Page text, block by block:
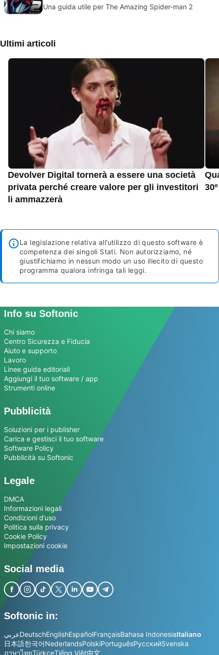
Una guida utile per The Amazing Spider-man 2
Ultimi articoli
Devolver Digital tornerà a essere una società
privata perché creare valore per gli investitori
li ammazzerà
La legislazione relativa all’utilizzo di questo software è
competenza dei singoli Stati. Non autorizziamo, né
giustifichiamo in nessun modo un uso illecito di questo
programma qualora infringa tali leggi.
Info su Softonic
Chi siamo
Centro Sicurezza e Fiducia
Aiuto e supporto
Lavoro
Linee guida editoriali
Aggiungi il tuo software / app
Strumenti online
Pubblicità
Soluzioni per i publisher
Carica e gestisci il tuo software
Software Policy
Pubblicità su Softonic
Legale
DMCA
Informazioni legali
Condizioni d’uso
Politica sulla privacy
Cookie Policy
Impostazioni cookie
Social media
Softonic in:
عربيDeutschEnglishEspañolFrançaisBahasa IndonesiaItaliano
日本語한국어NederlandsPolskiPortuguêsРусскийSvenska
ภาษาไทยTürkçeTiếng Việt中文